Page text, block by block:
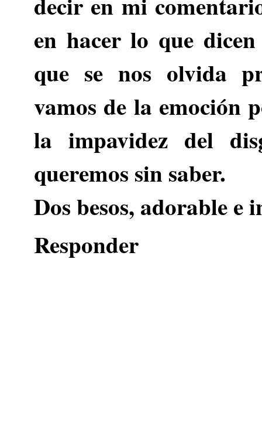
en hacer lo que
que se nos olvida
vamos de la emoción
la impavidez del
queremos sin saber.
Dos besos, adorable e
Responder